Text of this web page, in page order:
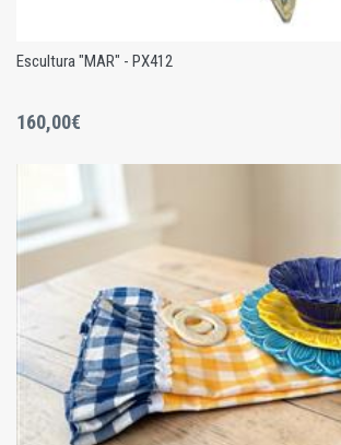
Escultura "MAR" - PX412
Escultura "MAR" - PX412
160,00€